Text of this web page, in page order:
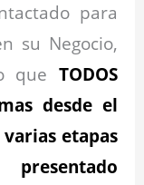
para
su Negocio,
que TODOS
desde el
etapas